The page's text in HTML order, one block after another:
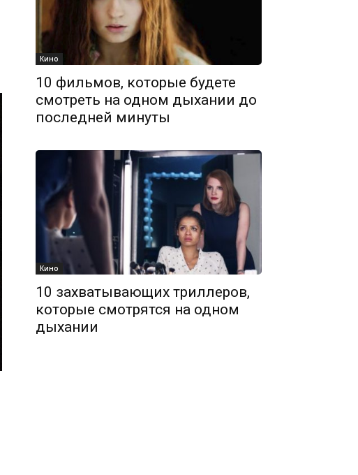
Кино
10 фильмов, которые будете
смотреть на одном дыхании до
последней минуты
Кино
10 захватывающих триллеров,
которые смотрятся на одном
дыхании